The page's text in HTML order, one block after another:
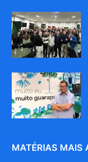
MATÉRIAS MAIS